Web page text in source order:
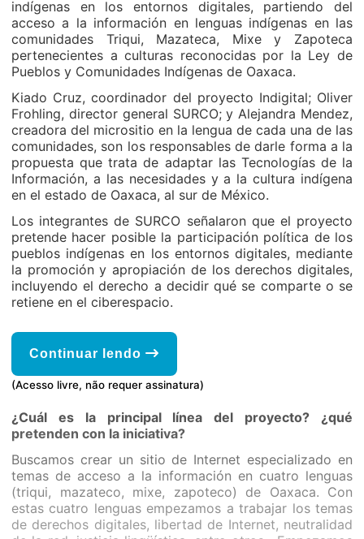
indígenas en los entornos digitales, partiendo del
acceso a la información en lenguas indígenas en las
comunidades Triqui, Mazateca, Mixe y Zapoteca
pertenecientes a culturas reconocidas por la Ley de
Pueblos y Comunidades Indígenas de Oaxaca.
Kiado Cruz, coordinador del proyecto Indigital; Oliver
Frohling, director general SURCO; y Alejandra Mendez,
creadora del micrositio en la lengua de cada una de las
comunidades, son los responsables de darle forma a la
propuesta que trata de adaptar las Tecnologías de la
Información, a las necesidades y a la cultura indígena
en el estado de Oaxaca, al sur de México.
Los integrantes de SURCO señalaron que el proyecto
pretende hacer posible la participación política de los
pueblos indígenas en los entornos digitales, mediante
la promoción y apropiación de los derechos digitales,
incluyendo el derecho a decidir qué se comparte o se
retiene en el ciberespacio.
Continuar lendo
(Acesso livre, não requer assinatura)
¿Cuál es la principal línea del proyecto? ¿qué
pretenden con la iniciativa?
Buscamos crear un sitio de Internet especializado en
temas de acceso a la información en cuatro lenguas
(triqui, mazateco, mixe, zapoteco) de Oaxaca. Con
estas cuatro lenguas empezamos a trabajar los temas
de derechos digitales, libertad de Internet, neutralidad